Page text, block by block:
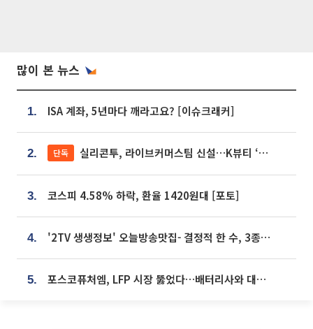
많이 본 뉴스
1. ISA 계좌, 5년마다 깨라고요? [이슈크래커]
2. 단독 실리콘투, 라이브커머스팀 신설…K뷰티 ‘글로벌 판매망’ 확대[K뷰티 라방戰]
3. 코스피 4.58% 하락, 환율 1420원대 [포토]
4. '2TV 생생정보' 오늘방송맛집- 결정적 한 수, 3종 메밀면! 메밀 소바 맛집 '의○○○○'
5. 포스코퓨처엠, LFP 시장 뚫었다…배터리사와 대규모 장기 공급 합의